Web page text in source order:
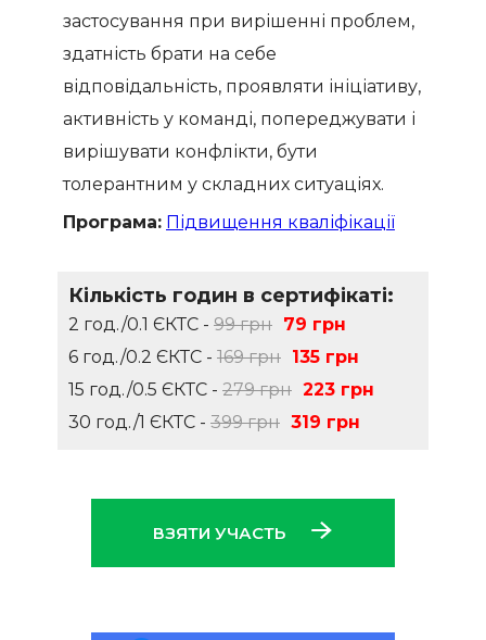
застосування при вирішенні проблем,
здатність брати на себе
відповідальність, проявляти ініціативу,
активність у команді, попереджувати і
вирішувати конфлікти, бути
толерантним у складних ситуаціях.
Програма: Підвищення кваліфікації
Кількість годин в сертифікаті:
2 год./0.1 ЄКТС - 99 грн 79 грн
6 год./0.2 ЄКТС - 169 грн 135 грн
15 год./0.5 ЄКТС - 279 грн 223 грн
30 год./1 ЄКТС - 399 грн 319 грн
ВЗЯТИ УЧАСТЬ